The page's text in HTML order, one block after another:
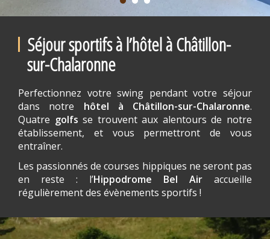
Séjour sportifs à l’hôtel à Châtillon-
sur-Chalaronne
Perfectionnez votre swing pendant votre séjour
dans notre hôtel à Châtillon-sur-Chalaronne.
Quatre golfs se trouvent aux alentours de notre
établissement, et vous permettront de vous
entraîner.
Les passionnés de courses hippiques ne seront pas
en reste : l’Hippodrome Bel Air accueille
régulièrement des évènements sportifs !